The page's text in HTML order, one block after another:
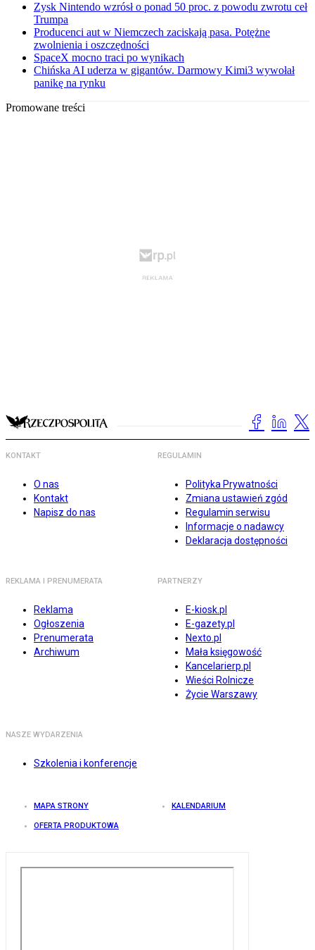
Zysk Nintendo wzrósł o ponad 50 proc. z powodu zwrotu ceł
Trumpa
Producenci aut w Niemczech zaciskają pasa. Potężne
zwolnienia i oszczędności
SpaceX mocno traci po wynikach
Chińska AI uderza w gigantów. Darmowy Kimi3 wywołał
panikę na rynku
Promowane treści
KONTAKT
O nas
Kontakt
Napisz do nas
REGULAMIN
Polityka Prywatności
Zmiana ustawień zgód
Regulamin serwisu
Informacje o nadawcy
Deklaracja dostępności
REKLAMA I PRENUMERATA
Reklama
Ogłoszenia
Prenumerata
Archiwum
PARTNERZY
E-kiosk.pl
E-gazety.pl
Nexto.pl
Mała księgowość
Kancelarierp.pl
Wieści Rolnicze
Życie Warszawy
NASZE WYDARZENIA
Szkolenia i konferencje
MAPA STRONY KALENDARIUM
OFERTA PRODUKTOWA